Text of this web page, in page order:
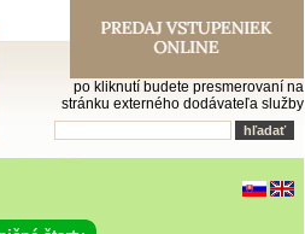
po kliknutí budete presmerovaní na
stránku externého dodávateľa služby